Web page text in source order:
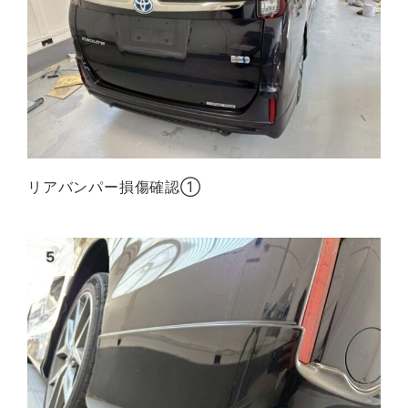
リアバンパー損傷確認①